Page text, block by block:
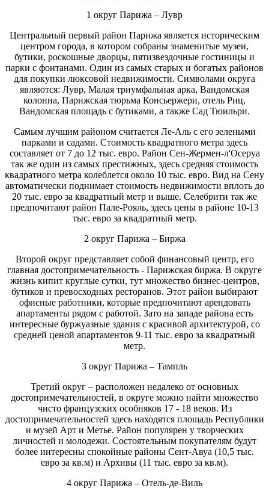
1 округ Парижа – Лувр
Центральный первый район Парижа является историческим
центром города, в котором собраны знаменитые музеи,
бутики, роскошные дворцы, пятизвездочные гостиницы и
парки с фонтанами. Один из самых старых и богатых районов
для покупки люксовой недвижимости. Символами округа
являются: Лувр, Малая триумфальная арка, Вандомская
колонна, Парижская тюрьма Консьержери, отель Риц,
Вандомская площадь с бутиками, а также Сад Тюильри.
Самым лучшим районом считается Ле-Аль с его зелеными
парками и садами. Стоимость квадратного метра здесь
составляет от 7 до 12 тыс. евро. Район Сен-Жермен-л'Осеруа
так же один из самых престижных, здесь средняя стоимость
квадратного метра колеблется около 10 тыс. евро. Вид на Сену
автоматически поднимает стоимость недвижимости вплоть до
20 тыс. евро за квадратный метр и выше. Селебрити так же
предпочитают район Пале-Рояль, здесь цены в районе 10-13
тыс. евро за квадратный метр.
2 округ Парижа – Биржа
Второй округ представляет собой финансовый центр, его
главная достопримечательность - Парижская биржа. В округе
жизнь кипит круглые сутки, тут множество бизнес-центров,
бутиков и превосходных ресторанов. Этот район выбирают
офисные работники, которые предпочитают арендовать
апартаменты рядом с работой. Зато на западе района есть
интересные буржуазные здания с красивой архитектурой, со
средней ценой апартаментов 9-11 тыс. евро за квадратный
метр.
3 округ Парижа – Тампль
Третий округ – расположен недалеко от основных
достопримечательностей, в округе можно найти множество
чисто французских особняков 17 - 18 веков. Из
достопримечательностей здесь находятся площадь Республики
и музей Арт и Метье. Район популярен у творческих
личностей и молодежи. Состоятельным покупателям будут
более интересны спокойные районы Сент-Авуа (10,5 тыс.
евро за кв.м) и Архивы (11 тыс. евро за кв.м).
4 округ Парижа – Отель-де-Виль